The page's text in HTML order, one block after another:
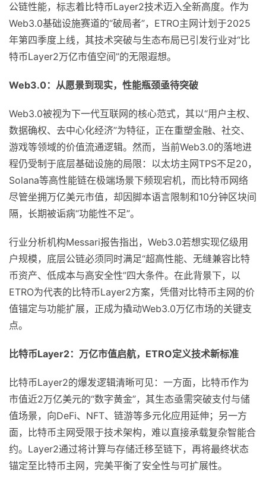
公链性能，标志着比特币Layer2技术迈入全新高度。作为
Web3.0基础设施赛道的“破局者”，ETRO主网计划于2025
年第四季度上线，其技术突破与生态布局已引发行业对“比
特币Layer2万亿市值空间”的无限遐想。
Web3.0：从愿景到现实，性能瓶颈亟待突破
Web3.0被视为下一代互联网的核心范式，其以“用户主权、
数据确权、去中心化经济”为特征，正在重塑金融、社交、
游戏等领域的价值流通逻辑。然而，当前Web3.0的落地进
程仍受制于底层基础设施的局限：以太坊主网TPS不足20，
Solana等高性能链在极端场景下频现宕机，而比特币网络
尽管坐拥万亿美元市值，却因脚本语言限制和10分钟区块间
隔，长期被诟病“功能性不足”。
行业分析机构Messari报告指出，‌Web3.0若想实现亿级用
户规模，底层公链必须同时满足“超高性能、无缝兼容比特
币资产、低成本与高安全性”四大条件‌。在此背景下，以
ETRO为代表的比特币Layer2方案，凭借对比特币主网的价
值锚定与功能扩展，正成为撬动Web3.0万亿市场的关键支
点。
比特币Layer2：万亿市值启航，ETRO定义技术新标准
比特币Layer2的爆发逻辑清晰可见：一方面，比特币作为
市值近2万亿美元的“数字黄金”，其生态亟需突破支付与储
值场景，向DeFi、NFT、链游等多元化应用延伸；另一方
面，比特币主网受限于技术架构，难以直接承载复杂智能合
约。Layer2通过将计算与存储迁移至链下，再将最终状态
锚定至比特币主网，完美平衡了安全性与可扩展性。